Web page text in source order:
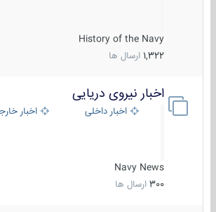
History of the Navy
1,322 ارسال ها
اخبار نیروی دریایی
اخبار داخلی اخبار خارجی
Navy News
300 ارسال ها